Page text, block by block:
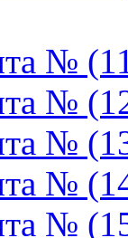
№
№
№
№
№